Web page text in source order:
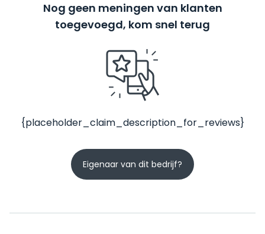
Nog geen meningen van klanten
toegevoegd, kom snel terug
{placeholder_claim_description_for_reviews}
Eigenaar van dit bedrijf?